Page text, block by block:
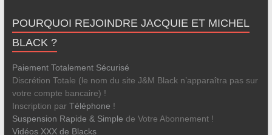
POURQUOI REJOINDRE JACQUIE ET MICHEL
BLACK ?
Paiement Totalement Sécurisé
Discrétion Totale (le nom du site J&M Black n’apparaîtra pas sur
votre compte bancaire) !
Inscription par Téléphone !
Suspension Rapide & Simple de Votre Abonnement !
Vidéos XXX de Blacks